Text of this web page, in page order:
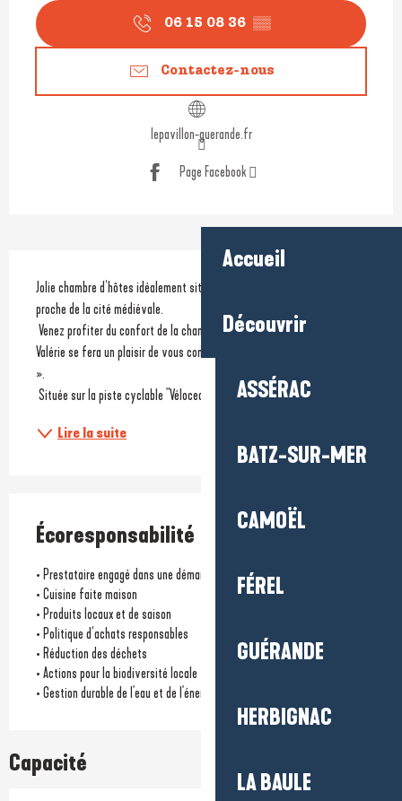
Accueil
Découvrir
ASSÉRAC
BATZ-SUR-MER
CAMOËL
FÉREL
GUÉRANDE
HERBIGNAC
LA BAULE
06 15 08 36 ▒▒
Contactez-nous
lepavillon-guerande.fr
Page Facebook
Description
Jolie chambre d’hôtes idéalement située au calme entre marais et
proche de la cité médiévale.
Valérie se fera un plaisir de vous concocter un petit déjeuner « maison
».
Située sur la piste cyclable "Vélocean", nous accueillons nos...
Lire la suite
Écoresponsabilité
• Prestataire engagé dans une démarche écoresponsable
• Cuisine faite maison
• Produits locaux et de saison
• Politique d’achats responsables
• Réduction des déchets
• Actions pour la biodiversité locale
• Gestion durable de l'eau et de l'énergie
Capacité